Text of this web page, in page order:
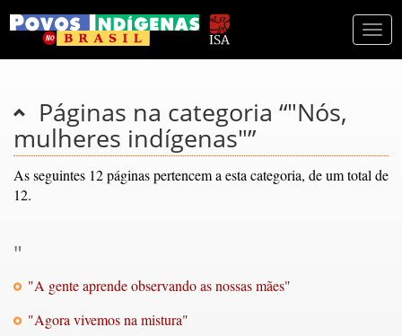
Páginas na categoria “"Nós,
mulheres indígenas"”
As seguintes 12 páginas pertencem a esta categoria, de um total de
12.
"
"A gente aprende observando as nossas mães"
"Agora vivemos na mistura"